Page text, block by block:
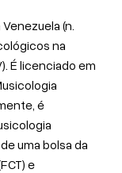
(n.
na
É licenciado em
é
uma bolsa da
e